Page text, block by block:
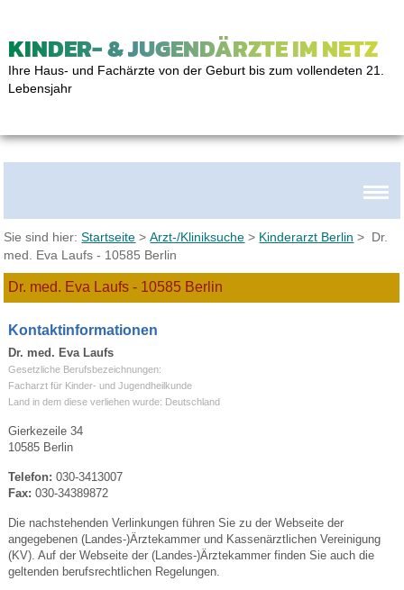
KINDER- & JUGENDÄRZTE IM NETZ
Ihre Haus- und Fachärzte von der Geburt bis zum vollendeten 21.
Lebensjahr
Sie sind hier:Startseite >Arzt-/Kliniksuche > Kinderarzt Berlin > Dr.
med. Eva Laufs - 10585 Berlin
Dr. med. Eva Laufs - 10585 Berlin
Kontaktinformationen
Dr. med. Eva Laufs
Gesetzliche Berufsbezeichnungen:
Facharzt für Kinder- und Jugendheilkunde
Land in dem diese verliehen wurde: Deutschland
Gierkezeile 34
10585 Berlin
Telefon: 030-3413007
Fax: 030-34389872
Die nachstehenden Verlinkungen führen Sie zu der Webseite der
angegebenen (Landes-)Ärztekammer und Kassenärztlichen Vereinigung
(KV). Auf der Webseite der (Landes-)Ärztekammer finden Sie auch die
geltenden berufsrechtlichen Regelungen.